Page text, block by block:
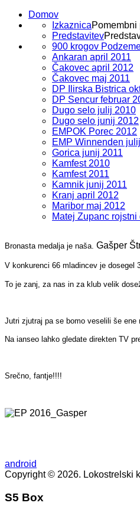
Domov
IzkaznicaPomembni
Predstavitev
900 krogov
Ankaran april 2011
Čakovec april 2012
Čakovec maj 2011
DP Ilirska Bistrica
DP Sencur februar
Dugo selo julij 2010
Dugo selo junij 2012
EMPOK Porec 2012
EMP Winnenden
Gorica junij 2011
Kamfest 2010
Kamfest 2011
Kamnik junij 2011
Kranj april 2012
Maribor maj 2012
Matej Zupanc rojstni
Bronasta medalja je naša. Gašper
V konkurenci 66 mladincev je dosegel
To je zanj, za nas in za klub velik
Jutri zjutraj pa se bomo veselili še
Na ianseo lahko gledate direkten TV
Srečno, fantje!!!!
android
Copyright © 2026. Lokostrelski
S5 Box